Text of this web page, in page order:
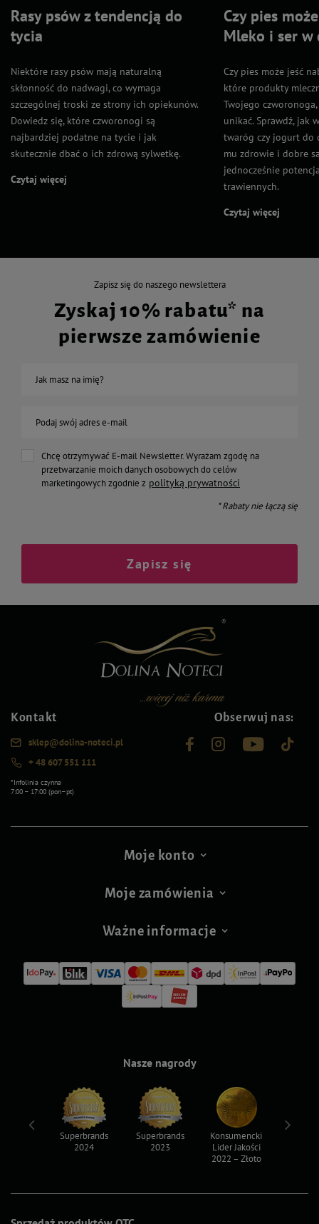
Rasy psów z tendencją do
tycia
Niektóre rasy psów mają naturalną
skłonność do nadwagi, co wymaga
szczególnej troski ze strony ich opiekunów.
Dowiedz się, które czworonogi są
najbardziej podatne na tycie i jak
skutecznie dbać o ich zdrową sylwetkę.
Czytaj więcej
Czy pies
Mleko i ser w
Czy pies może jeść
które produkty
Twojego
unikać. Sprawdź, jak
twaróg czy jogurt do
mu zdrowie i dobre
jednocześnie
trawiennych.
Czytaj więcej
Zapisz się do naszego newslettera
Zyskaj 10% rabatu* na
pierwsze zamówienie
Jak masz na imię?
Podaj swój adres e-mail
Chcę otrzymywać E-mail Newsletter. Wyrażam zgodę na
przetwarzanie moich danych osobowych do celów
marketingowych zgodnie z polityką prywatności
* Rabaty nie łączą się
Zapisz się
Kontakt
sklep@dolina-noteci.pl
+ 48 607 551 111
*Infolinia czynna
7:00 – 17:00 (pon–pt)
Obserwuj nas:
Moje konto
Moje zamówienia
Ważne informacje
Nasze nagrody
Superbrands
2024
Superbrands
2023
Konsumencki
Lider Jakości
2022 – Złoto